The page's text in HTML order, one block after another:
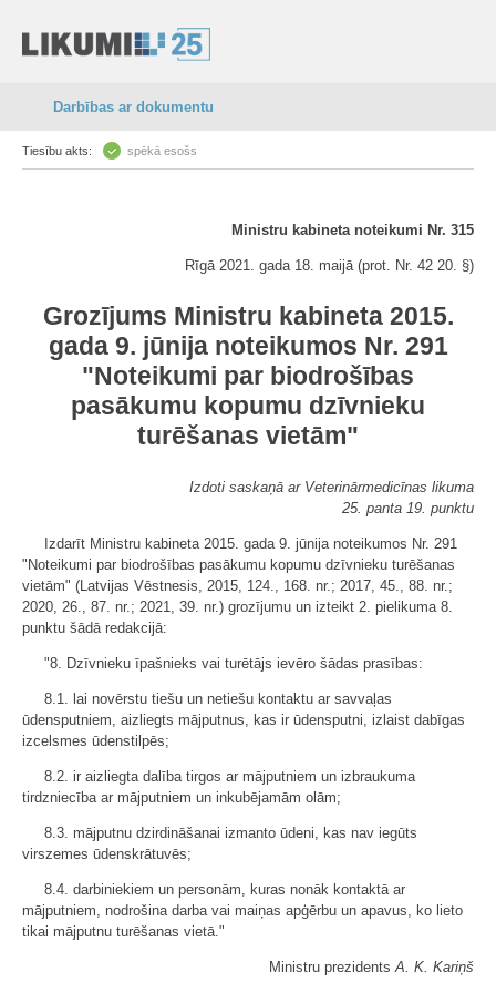
Darbības ar dokumentu
Tiesību akts: spēkā esošs
Ministru kabineta noteikumi Nr. 315
Rīgā 2021. gada 18. maijā (prot. Nr. 42 20. §)
Grozījums Ministru kabineta 2015.
gada 9. jūnija noteikumos Nr. 291
"Noteikumi par biodrošības
pasākumu kopumu dzīvnieku
turēšanas vietām"
Izdoti saskaņā ar Veterinārmedicīnas likuma
25. panta 19. punktu
Izdarīt Ministru kabineta 2015. gada 9. jūnija noteikumos Nr. 291
"Noteikumi par biodrošības pasākumu kopumu dzīvnieku turēšanas
vietām" (Latvijas Vēstnesis, 2015, 124., 168. nr.; 2017, 45., 88. nr.;
2020, 26., 87. nr.; 2021, 39. nr.) grozījumu un izteikt 2. pielikuma 8.
punktu šādā redakcijā:
"8. Dzīvnieku īpašnieks vai turētājs ievēro šādas prasības:
8.1. lai novērstu tiešu un netiešu kontaktu ar savvaļas
ūdensputniem, aizliegts mājputnus, kas ir ūdensputni, izlaist dabīgas
izcelsmes ūdenstilpēs;
8.2. ir aizliegta dalība tirgos ar mājputniem un izbraukuma
tirdzniecība ar mājputniem un inkubējamām olām;
8.3. mājputnu dzirdināšanai izmanto ūdeni, kas nav iegūts
virszemes ūdenskrātuvēs;
8.4. darbiniekiem un personām, kuras nonāk kontaktā ar
mājputniem, nodrošina darba vai maiņas apģērbu un apavus, ko lieto
tikai mājputnu turēšanas vietā."
Ministru prezidentsA. K. Kariņš